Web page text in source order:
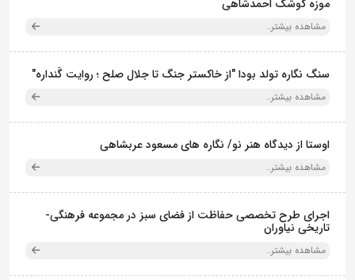
موزه کوشک احمدشاهی
مشاهده بیشتر..
سنگ نگاره تولد بودا "از خاکستر جنگ تا جلال صلح ؛ روایت گَنداره"
مشاهده بیشتر..
اوستا از دیدگاه هنر نو/ نگاره های مسعود عربشاهی
مشاهده بیشتر..
اجرای طرح تخصصی حفاظت از فضای سبز در مجموعه فرهنگی-
تاریخی نیاوران
مشاهده بیشتر..